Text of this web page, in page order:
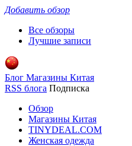
Добавить обзор
Все обзоры
Лучшие записи
Блог Магазины Китая
RSS блога Подписка
Обзор
Магазины Китая
TINYDEAL.COM
Женская одежда